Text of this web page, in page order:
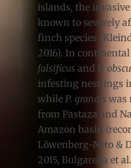
islands, the invasive
known to severely
finch species
2016). In continental
falsificus and P.
infesting nestlings
while P. grandis was
from Pastaza and
Amazon basin
Löwenberg-Neto &
2015, Bulgarella et